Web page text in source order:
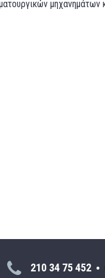
μηχανημάτων
210 34 75 452